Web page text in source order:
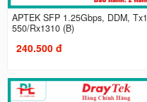
APTEK SFP 1.25Gbps, DDM, Tx1
550/Rx1310 (B)
240.500 đ